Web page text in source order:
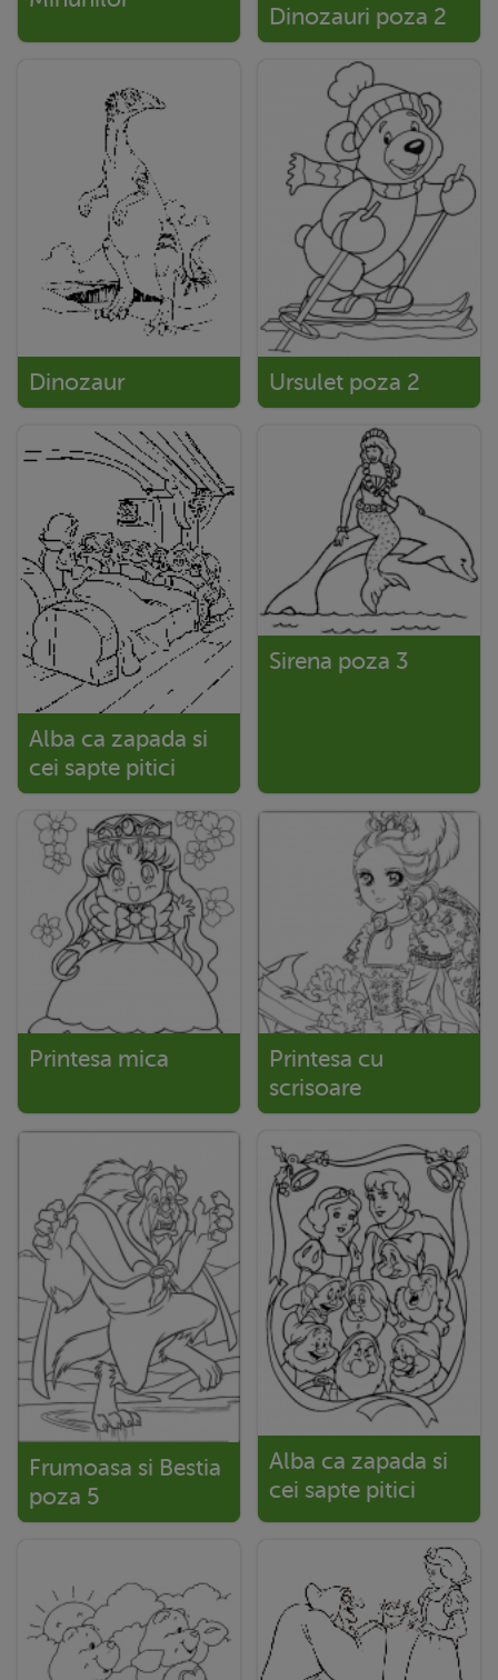
Dinozauri poza 2
Dinozaur Ursulet poza 2
Alba ca zapada si
cei sapte pitici
Sirena poza 3
Printesa mica
Printesa cu
scrisoare
Frumoasa si Bestia
poza 5
Alba ca zapada si
cei sapte pitici